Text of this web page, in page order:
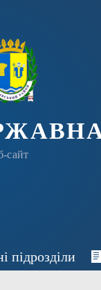
сайт
підрозділи